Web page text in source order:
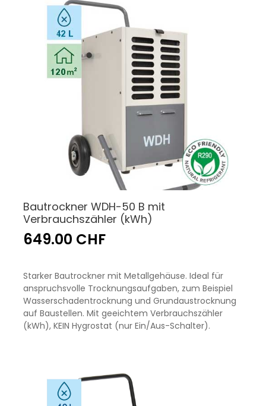
Bautrockner WDH-50 B mit
Verbrauchszähler (kWh)
649.00 CHF
Starker Bautrockner mit Metallgehäuse. Ideal für
anspruchsvolle Trocknungsaufgaben, zum Beispiel
Wasserschadentrocknung und Grundaustrocknung
auf Baustellen. Mit geeichtem Verbrauchszähler
(kWh), KEIN Hygrostat (nur Ein/Aus-Schalter).